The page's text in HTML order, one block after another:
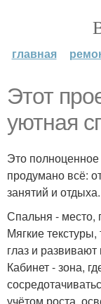
главная
Этот
уютная
Это полноценное
продумано всё:
занятий и отдыха.
Спальня - место,
Мягкие
глаз и развивают
Кабинет - зона,